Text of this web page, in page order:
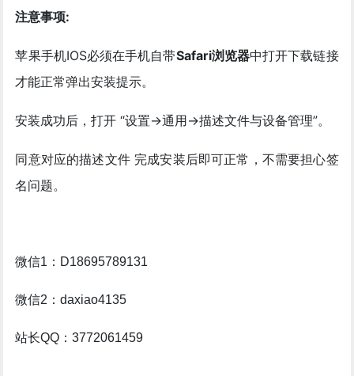
注意事项:
苹果手机IOS必须在手机自带Safari浏览器中打开下载链接
才能正常弹出安装提示。
安装成功后，打开 “设置->通用->描述文件与设备管理”。
同意对应的描述文件 完成安装后即可正常，不需要担心签
名问题。
微信1：D18695789131
微信2：daxiao4135
站长QQ：3772061459